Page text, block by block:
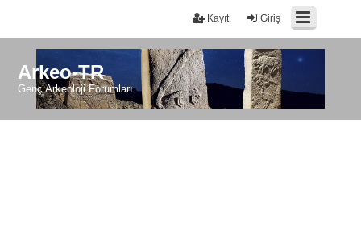
Giriş
Kayıt
Arkeo-TR
Genç Arkeoloji Forumları